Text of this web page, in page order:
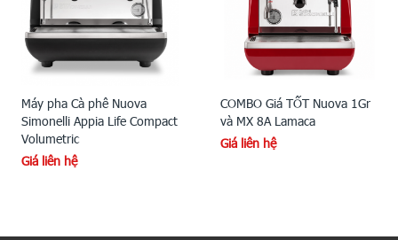
Máy pha Cà phê Nuova
Simonelli Appia Life Compact
Volumetric
Giá liên hệ
COMBO Giá TỐT Nuova 1Gr
và MX 8A Lamaca
Giá liên hệ